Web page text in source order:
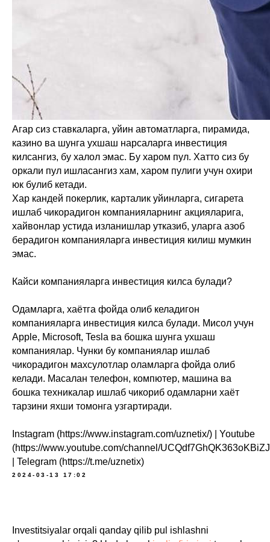
Агар сиз ставкаларга, уйин автоматларга, пирамида,
казино ва шунга ухшаш нарсаларга инвестиция
килсангиз, бу халол эмас. Бу харом пул. Хатто сиз бу
оркали пул ишласангиз хам, харом пулиги учун охири
юк булиб кетади.
Хар кандей покерлик, карталик уйинларга, сигарета
ишлаб чикорадигон компанияларнинг акцияларига,
хайвонлар устида изланишлар утказиб, уларга азоб
берадигон компанияларга инвестиция килиш мумкин
эмас.
Кайси компанияларга инвестиция килса булади?
Одамларга, хаётга фойда олиб келадигон
компанияларга инвестиция килса булади. Мисол учун
Apple, Microsoft, Tesla ва бошка шунга ухшаш
компаниялар. Чунки бу компаниялар ишлаб
чикорадигон махсулотлар оламларга фойда олиб
келади. Масалан телефон, компютер, машина ва
бошка техникалар ишлаб чикориб одамларни хаёт
тарзини яхши томонга узгартиради.
Instagram (https://www.instagram.com/uznetix/) | Youtube
(https://www.youtube.com/channel/
| Telegram (https://t.me/uznetix)
2024-03-13 17:02
Investitsiyalar orqali qanday qilib pul ishlashni